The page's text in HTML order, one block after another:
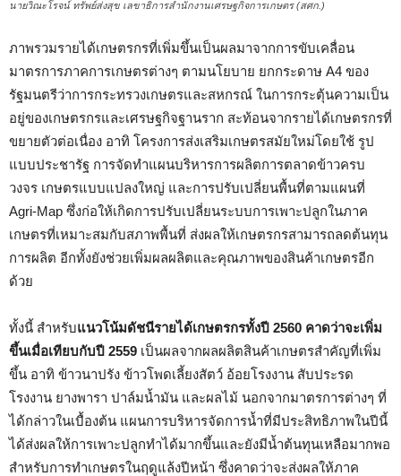
นายวิณะโรจน์ ทรัพย์ส่งสุข เลขาธิการสำนักงานเศรษฐกิจการเกษตร (สศก.)
ภาพรวมรายได้เกษตรกรที่เพิ่มขึ้นเป็นผลมาจากการขับเคลื่อน
มาตรการภาคการเกษตรต่างๆ ตามนโยบาย ยกกระดาษ A4 ของ
รัฐมนตรีว่าการกระทรวงเกษตรและสหกรณ์ ในการกระตุ้นความเป็น
อยู่ของเกษตรกรและเศรษฐกิจฐานราก สะท้อนจากรายได้เกษตรกรที่
ขยายตัวต่อเนื่อง อาทิ โครงการส่งเสริมเกษตรสมัยใหม่โดยใช้ รูป
แบบประชารัฐ การจัดทำแผนบริหารการผลิตการตลาดข้าวครบ
วงจร เกษตรแบบแปลงใหญ่ และการปรับเปลี่ยนพื้นที่ตามแผนที่
Agri-Map ซึ่งก่อให้เกิดการปรับเปลี่ยนระบบการเพาะปลูกในภาค
เกษตรที่เหมาะสมกับสภาพพื้นที่ ส่งผลให้เกษตรกรสามารถลดต้นทุน
การผลิต อีกทั้งยังช่วยเพิ่มผลผลิตและคุณภาพของสินค้าเกษตรอีก
ด้วย
ทั้งนี้ สำหรับแนวโน้มดัชนีรายได้เกษตรกรทั้งปี 2560 คาดว่าจะเพิ่ม
ขึ้นเมื่อเทียบกับปี 2559 เป็นผลจากผลผลิตสินค้าเกษตรสำคัญที่เพิ่ม
ขึ้น อาทิ ข้าวนาปรัง ข้าวโพดเลี้ยงสัตว์ อ้อยโรงงาน สับประรด
โรงงาน ยางพารา ปาล์มน้ำมัน และผลไม้ นอกจากมาตรการต่างๆ ที่
ได้กล่าวในเบื้องต้น แผนการบริหารจัดการน้ำที่มีประสิทธิภาพในปีนี้
ได้ส่งผลให้การเพาะปลูกทำได้มากขึ้นและยังมีน้ำต้นทุนเหลือมากพอ
สำหรับการทำเกษตรในฤดูแล้งปีหน้า ซึ่งคาดว่าจะส่งผลให้ภาค